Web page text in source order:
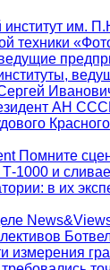
институт им.
техники
АН
Помните
1000 и
в их
измерения